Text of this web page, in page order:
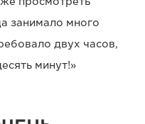
занимало много
двух часов,
минут!»